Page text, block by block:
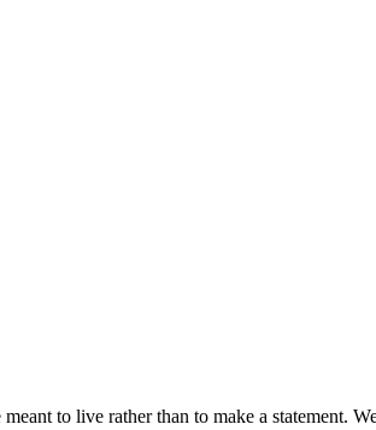
to live rather than to make a statement.